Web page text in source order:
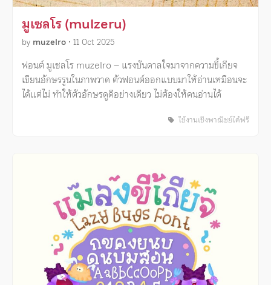
มูเซลโร (mulzeru)
by muzelro • 11 Oct 2025
ฟอนต์ มูเซลโร muzelro – แรงบันดาลใจมาจากความขี้เกียจ
เขียนอักษรรูนในภาพวาด ตัวฟอนต์ออกแบบมาให้อ่านเหมือนจะ
ได้แต่ไม่ ทำให้ตัวอักษรดูดีอย่างเดียว ไม่ต้องให้คนอ่านได้
ใช้งานเชิงพาณิชย์ได้ฟรี